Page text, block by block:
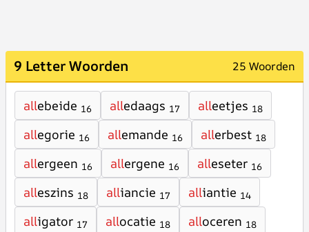
9 Letter Woorden 25 Woorden
allebeide 16 alledaags 17 alleetjes 18
allegorie 16 allemande 16 allerbest 18
allergeen 16 allergene 16 alleseter 16
alleszins 18 alliancie 17 alliantie 14
alligator 17 allocatie 18 alloceren 18